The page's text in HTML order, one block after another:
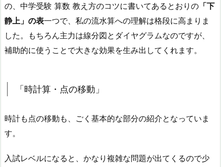
の、中学受験 算数 教え方のコツに書いてあるとおりの 「下
静上」の表一つで、私の流水算への理解は格段に高まりま
した。もちろん主力は線分図とダイヤグラムなのですが、
補助的に使うことで大きな効果を生み出してくれます。
「時計算・点の移動」
時計も点の移動も、ごく基本的な部分の紹介となっていま
す。
入試レベルになると、かなり複雑な問題が出てくるので少